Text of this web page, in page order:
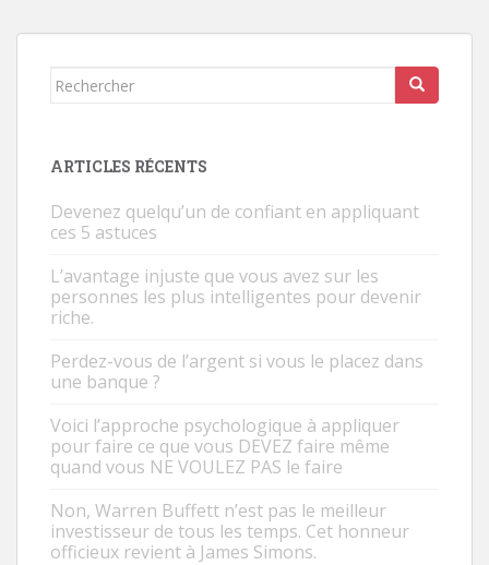
o p n
Rechercher...
ARTICLES RÉCENTS
Devenez quelqu’un de confiant en appliquant
ces 5 astuces
L’avantage injuste que vous avez sur les
personnes les plus intelligentes pour devenir
riche.
Perdez-vous de l’argent si vous le placez dans
une banque ?
Voici l’approche psychologique à appliquer
pour faire ce que vous DEVEZ faire même
quand vous NE VOULEZ PAS le faire
Non, Warren Buffett n’est pas le meilleur
investisseur de tous les temps. Cet honneur
officieux revient à James Simons.